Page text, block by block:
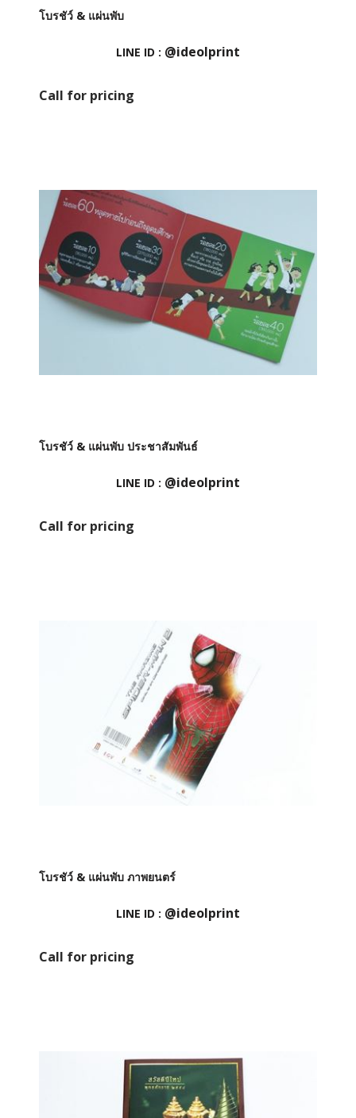
โบรชัว์ & แผ่นพับ
LINE ID : @ideolprint
Call for pricing
โบรชัว์ & แผ่นพับ ประชาสัมพันธ์
LINE ID : @ideolprint
Call for pricing
โบรชัว์ & แผ่นพับ ภาพยนตร์
LINE ID : @ideolprint
Call for pricing